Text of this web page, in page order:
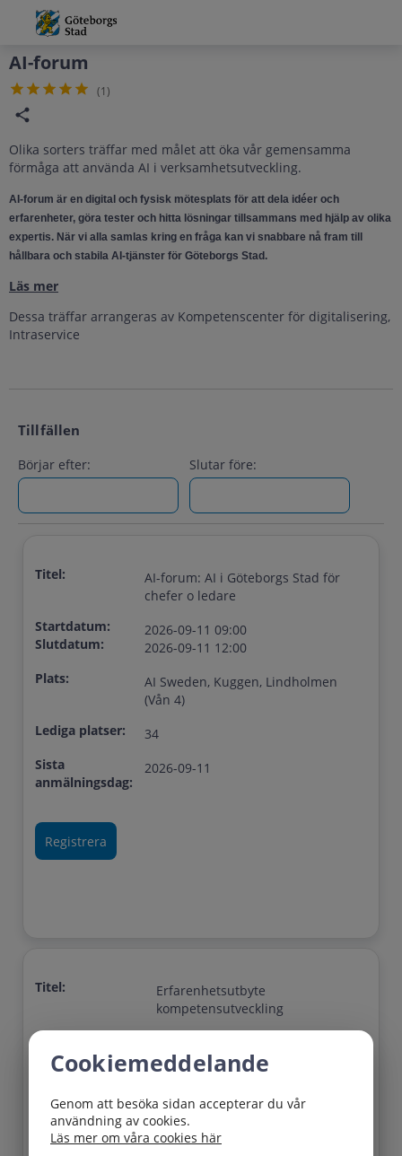
Grade
Portal
AI-forum
(1)
Olika sorters träffar med målet att öka vår gemensamma
förmåga att använda AI i verksamhetsutveckling.
AI-forum är en digital och fysisk mötesplats för att dela idéer och
erfarenheter, göra tester och hitta lösningar tillsammans med hjälp av olika
expertis. När vi alla samlas kring en fråga kan vi snabbare nå fram till
hållbara och stabila AI-tjänster för Göteborgs Stad.
Läs mer
Dessa träffar arrangeras av Kompetenscenter för digitalisering,
Intraservice
Tillfällen
Börjar efter: Slutar före:
Titel:
AI-forum: AI i Göteborgs Stad för
chefer o ledare
Startdatum:
Slutdatum:
2026-09-11 09:00
2026-09-11 12:00
Plats:
AI Sweden, Kuggen, Lindholmen
(Vån 4)
Lediga platser:
34
Sista
anmälningsdag:
2026-09-11
Titel:
Erfarenhetsutbyte
kompetensutveckling
Startdatum:
Slutdatum:
2026-10-02 12:00
AI Sweden, Kuggen, Lindholmen
(Vån 4)
Lediga platser:
38
Cookiemeddelande
Genom att besöka sidan accepterar du vår
användning av cookies.
Läs mer om våra cookies här